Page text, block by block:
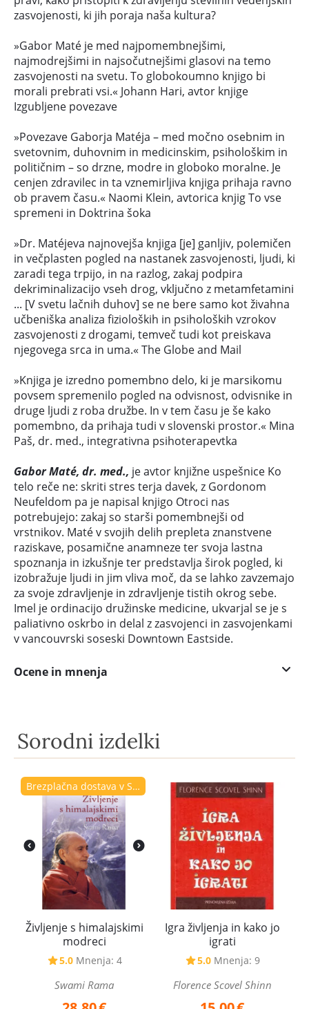
zasvoje­nosti, ki jih poraja naša kultura?
»Gabor Maté je med najpomembnejšimi,
najmodrejšimi in najsočutnejšimi glasovi na temo
zasvojenosti na svetu. To globokoumno knjigo bi
morali prebrati vsi.« Johann Hari, avtor knjige
Izgubljene povezave
»Povezave Gaborja Matéja – med močno osebnim in
svetovnim, duhovnim in medicinskim, psihološkim in
političnim – so drzne, modre in globoko moralne. Je
cenjen zdravilec in ta vznemirljiva knjiga prihaja ravno
ob pravem času.« Naomi Klein, avtorica knjig To vse
spremeni in Doktrina šoka
»Dr. Matéjeva najnovejša knjiga [je] ganljiv, polemičen
in večplasten pogled na nastanek zasvojenosti, ljudi, ki
zaradi tega trpijo, in na razlog, zakaj podpira
dekriminalizacijo vseh drog, vključno z metamfetamini
... [V svetu lačnih duhov] se ne bere samo kot živahna
učbeniška analiza fizioloških in psiholoških vzrokov
zasvojenosti z drogami, temveč tudi kot preiskava
njegovega srca in uma.« The Globe and Mail
»Knjiga je izredno pomembno delo, ki je marsikomu
povsem spremenilo pogled na odvisnost, odvisnike in
druge ljudi z roba družbe. In v tem času je še kako
pomembno, da prihaja tudi v slovenski prostor.« Mina
Paš, dr. med., integrativna psihoterapevtka
Gabor Maté, dr. med., je avtor knjižne uspešnice Ko
telo reče ne: skriti stres terja davek, z Gordonom
Neufeldom pa je napisal knjigo Otroci nas
potrebujejo: zakaj so starši pomembnejši od
vrstnikov. Maté v svojih delih prepleta znanstvene
raziskave, posamične anamneze ter svoja lastna
spoznanja in izkušnje ter predstavlja širok pogled, ki
izobražuje ljudi in jim vliva moč, da se lahko zavzemajo
za svoje zdravljenje in zdravljenje tistih okrog sebe.
Imel je ordinacijo družinske medicine, ukvarjal se je s
paliativno oskrbo in delal z zasvojenci in zasvojenkami
v vancouvrski soseski Downtown Eastside.
Ocene in mnenja
Sorodni izdelki
Brezplačna dostava v Sloveniji
Življenje s himalajskimi
modreci
5.0 Mnenja: 4
Swami Rama
Igra življenja in kako jo
igrati
5.0 Mnenja: 9
Florence Scovel Shinn